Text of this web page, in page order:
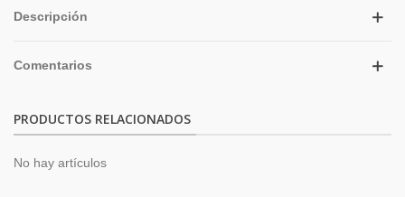
Descripción
Comentarios
PRODUCTOS RELACIONADOS
No hay artículos